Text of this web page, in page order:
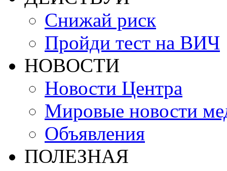
Снижай риск
Пройди тест на ВИЧ
НОВОСТИ
Новости Центра
Мировые новости
Объявления
ПОЛЕЗНАЯ